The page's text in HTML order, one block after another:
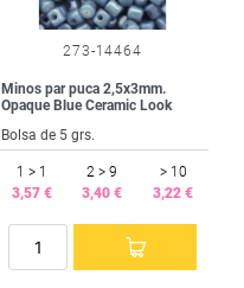
273-14464
Minos par puca 2,5x3mm.
Opaque Blue Ceramic Look
Bolsa de 5 grs.
1 > 1
3,57 €
2 > 9
3,40 €
> 10
3,22 €